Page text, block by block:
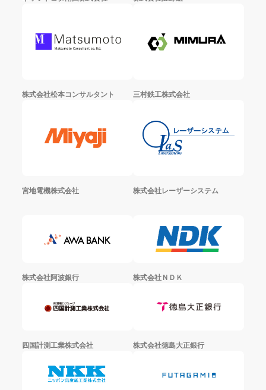
株式会社松本コンサルタント 三村鉄工株式会社
宮地電機株式会社 株式会社レーザーシステム
株式会社阿波銀行 株式会社ＮＤＫ
四国計測工業株式会社 株式会社徳島大正銀行